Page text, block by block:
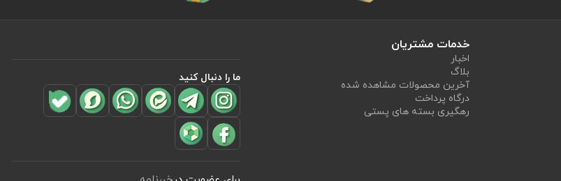
خدمات مشتریان
اخبار
بلاگ
آخرین محصولات مشاهده شده
درگاه پرداخت
رهگیری بسته های پستی
ما را دنبال کنید